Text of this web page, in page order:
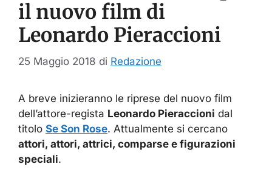
il nuovo film di
Leonardo Pieraccioni
25 Maggio 2018 di Redazione
A breve inizieranno le riprese del nuovo film
dell’attore-regista Leonardo Pieraccioni dal
titolo Se Son Rose. Attualmente si cercano
attori, attori, attrici, comparse e figurazioni
speciali.